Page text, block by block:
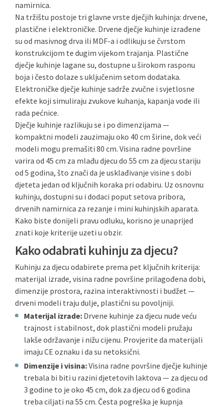
namirnica.
Na tržištu postoje tri glavne vrste dječjih kuhinja: drvene,
plastične i elektroničke. Drvene dječje kuhinje izrađene
su od masivnog drva ili MDF-a i odlikuju se čvrstom
konstrukcijom te dugim vijekom trajanja. Plastične
dječje kuhinje lagane su, dostupne u širokom rasponu
boja i često dolaze s uključenim setom dodataka.
Elektroničke dječje kuhinje sadrže zvučne i svjetlosne
efekte koji simuliraju zvukove kuhanja, kapanja vode ili
rada pećnice.
Dječje kuhinje razlikuju se i po dimenzijama —
kompaktni modeli zauzimaju oko 40 cm širine, dok veći
modeli mogu premašiti 80 cm. Visina radne površine
varira od 45 cm za mlađu djecu do 55 cm za djecu stariju
od 5 godina, što znači da je usklađivanje visine s dobi
djeteta jedan od ključnih koraka pri odabiru. Uz osnovnu
kuhinju, dostupni su i dodaci poput setova pribora,
drvenih namirnica za rezanje i mini kuhinjskih aparata.
Kako biste donijeli pravu odluku, korisno je unaprijed
znati koje kriterije uzeti u obzir.
Kako odabrati kuhinju za djecu?
Kuhinju za djecu odabirete prema pet ključnih kriterija:
materijal izrade, visina radne površine prilagođena dobi,
dimenzije prostora, razina interaktivnosti i budžet —
drveni modeli traju dulje, plastični su povoljniji.
Materijal izrade: Drvene kuhinje za djecu nude veću
trajnost i stabilnost, dok plastični modeli pružaju
lakše održavanje i nižu cijenu. Provjerite da materijali
imaju CE oznaku i da su netoksični.
Dimenzije i visina:Visina radne površine dječje kuhinje
trebala bi biti u razini djetetovih laktova — za djecu od
3 godine to je oko 45 cm, dok za djecu od 6 godina
treba ciljati na 55 cm. Česta pogreška je kupnja